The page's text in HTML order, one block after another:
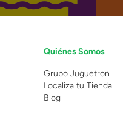
Quiénes Somos
Grupo Juguetron
Localiza tu Tienda
Blog